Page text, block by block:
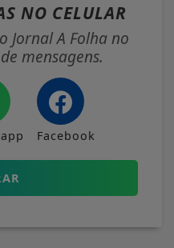
NO CELULAR
Jornal A Folha no
mensagens.
Facebook